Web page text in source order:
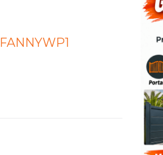
FANNYWP1